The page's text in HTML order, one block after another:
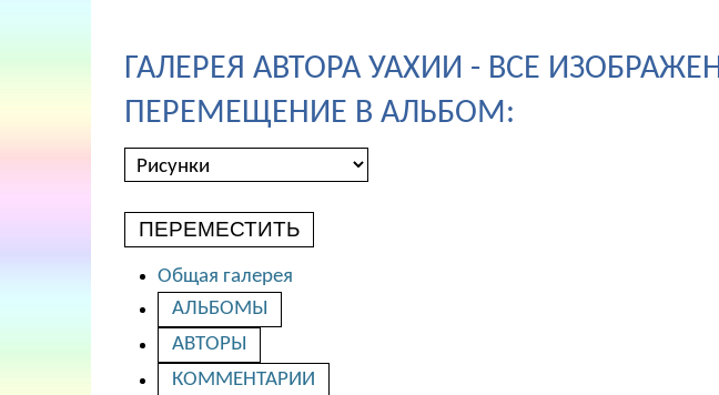
ГАЛЕРЕЯ АВТОРА УАХИИ - ВСЕ
ПЕРЕМЕЩЕНИЕ В АЛЬБОМ:
ПЕРЕМЕСТИТЬ
Общая галерея
АЛЬБОМЫ
АВТОРЫ
КОММЕНТАРИИ